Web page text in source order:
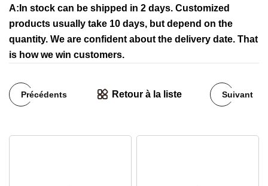
A:In stock can be shipped in 2 days. Customized
products usually take 10 days, but depend on the
quantity. We are confident about the delivery date. That
is how we win customers.
Précédents Retour à la liste Suivant